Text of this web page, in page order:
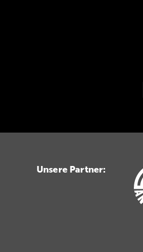
Unsere Partner: